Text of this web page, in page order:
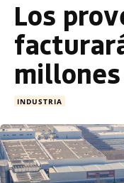
Los
INDUSTRIA